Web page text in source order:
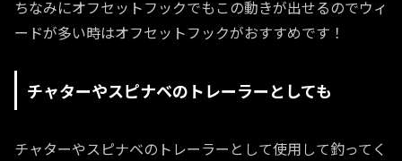
ちなみにオフセットフックでもこの動きが出せるのでウィ
ードが多い時はオフセットフックがおすすめです！
チャターやスピナベのトレーラーとしても
チャターやスピナベのトレーラーとして使用して釣ってく